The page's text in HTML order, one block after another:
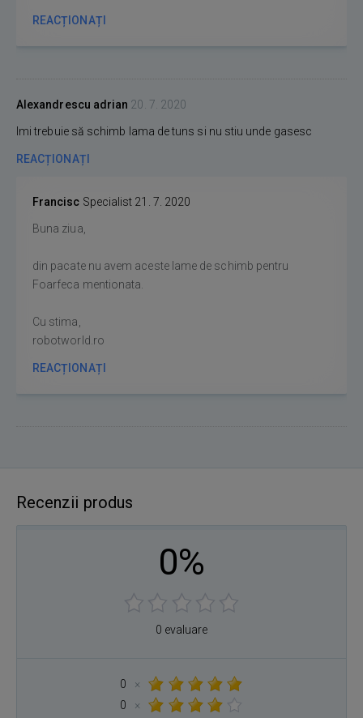
REACȚIONAȚI
Alexandrescu adrian 20. 7. 2020
Imi trebuie să schimb lama de tuns si nu stiu unde gasesc
REACȚIONAȚI
Francisc Specialist 21. 7. 2020
Buna ziua,
din pacate nu avem aceste lame de schimb pentru
Foarfeca mentionata.
Cu stima,
robotworld.ro
REACȚIONAȚI
Recenzii produs
0%
0 evaluare
0
×
0
×